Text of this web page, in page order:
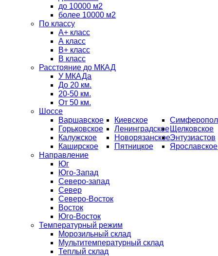
до 10000 м2
более 10000 м2
По классу
A+ класс
А класс
В+ класс
B класс
Расстояние до МКАД
У МКАДа
До 20 км.
20-50 км.
От 50 км.
Шоссе
Варшавское
Горьковское
Калужское
Каширское
Киевское
Ленинградское
Новорязанское
Пятницкое
Щелковское
Энтузиастов
Ярославское
Направление
Юг
Юго-Запад
Северо-запад
Север
Северо-Восток
Восток
Юго-Восток
Температурный режим
Морозильный склад
Мультитемпературный склад
Теплый склад